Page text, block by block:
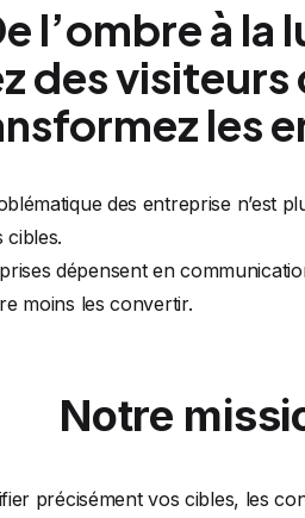
l’ombre à la
des visiteurs
les
des entreprise n’est
cibles.
dépensent en
moins les convertir.
Notre
précisément vos cibles, les